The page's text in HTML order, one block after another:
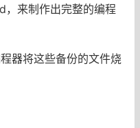
来制作出完整的编程
器将这些备份的文件烧